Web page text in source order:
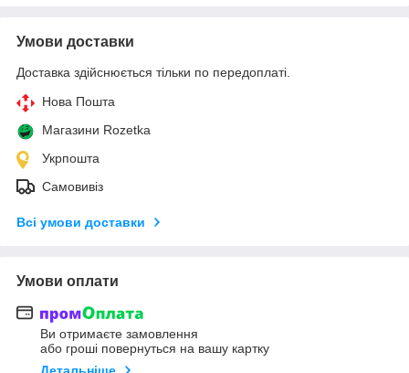
Умови доставки
Доставка здійснюється тільки по передоплаті.
Нова Пошта
Магазини Rozetka
Укрпошта
Самовивіз
Всі умови доставки
Умови оплати
Ви отримаєте замовлення
або гроші повернуться на вашу картку